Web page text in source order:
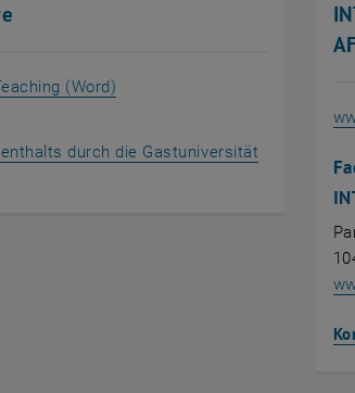
(Word)
durch die Gastuniversität